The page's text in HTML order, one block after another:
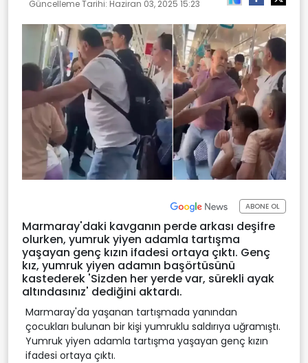
Güncelleme Tarihi: Haziran 03, 2025 15:23
ABONE OL
Marmaray'daki kavganın perde arkası deşifre
olurken, yumruk yiyen adamla tartışma
yaşayan genç kızın ifadesi ortaya çıktı. Genç
kız, yumruk yiyen adamın başörtüsünü
kastederek 'Sizden her yerde var, sürekli ayak
altındasınız' dediğini aktardı.
Marmaray'da yaşanan tartışmada yanından
çocukları bulunan bir kişi yumruklu saldırıya uğramıştı.
Yumruk yiyen adamla tartışma yaşayan genç kızın
ifadesi ortaya çıktı.